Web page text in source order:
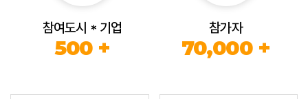
참여도시 * 기업
500 +
참가자
70,000 +